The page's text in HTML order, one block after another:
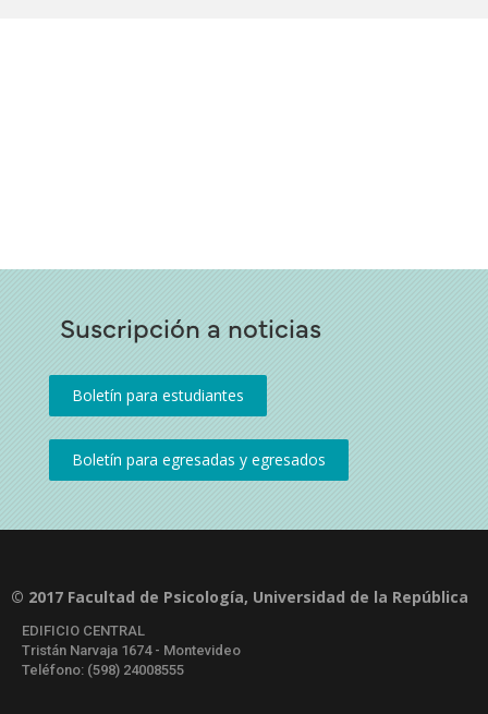
Suscripción a noticias
© 2017 Facultad de Psicología, Universidad de la República
EDIFICIO CENTRAL
Tristán Narvaja 1674 - Montevideo
Teléfono: (598) 24008555